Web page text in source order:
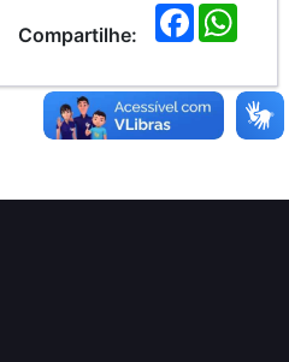
Compartilhe:
F
a
b
o
s
A
p